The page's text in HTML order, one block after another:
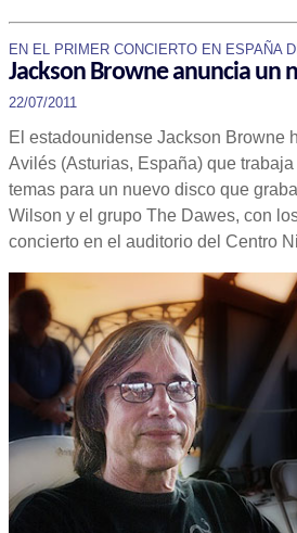
EN EL PRIMER CONCIERTO EN ESPAÑA
Jackson Browne anuncia un
22/07/2011
El estadounidense Jackson Browne
Avilés (Asturias, España) que
temas para un nuevo disco que
Wilson y el grupo The Dawes, con
concierto en el auditorio del Centro